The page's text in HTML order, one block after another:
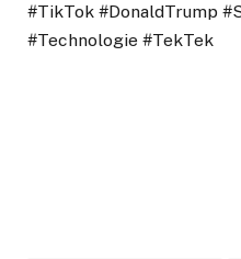
#TikTok #DonaldTrump
#Technologie #TekTek